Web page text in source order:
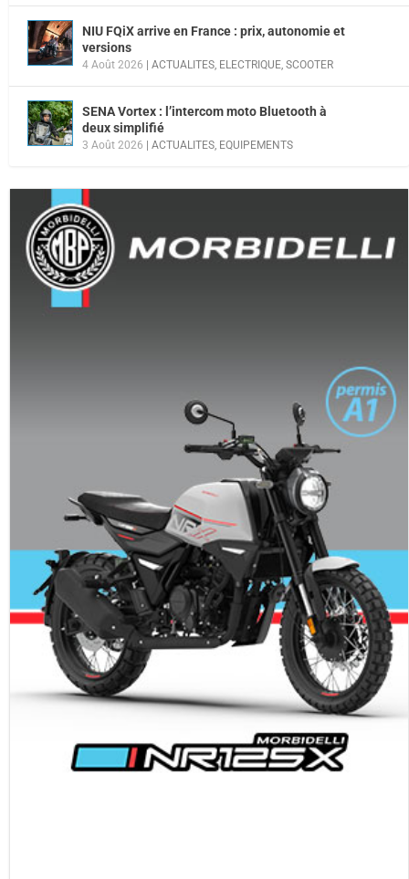
NIU FQiX arrive en France : prix, autonomie et
versions
4 Août 2026 ACTUALITES, ELECTRIQUE, SCOOTER
SENA Vortex : l’intercom moto Bluetooth à
deux simplifié
3 Août 2026 ACTUALITES, EQUIPEMENTS